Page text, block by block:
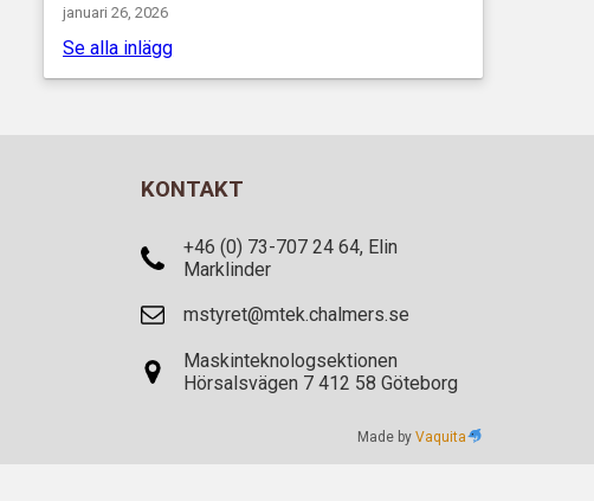
januari 26, 2026
Se alla inlägg
KONTAKT
+46 (0) 73-707 24 64, Elin
Marklinder
mstyret@mtek.chalmers.se
Maskinteknologsektionen
Hörsalsvägen 7 412 58 Göteborg
Made byVaquita